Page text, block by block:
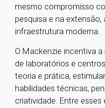
mesmo compromisso
pesquisa e na
infraestrutura moderna.
O Mackenzie incentiva
de laboratórios e
teoria e prática,
habilidades técnicas,
criatividade. Entre